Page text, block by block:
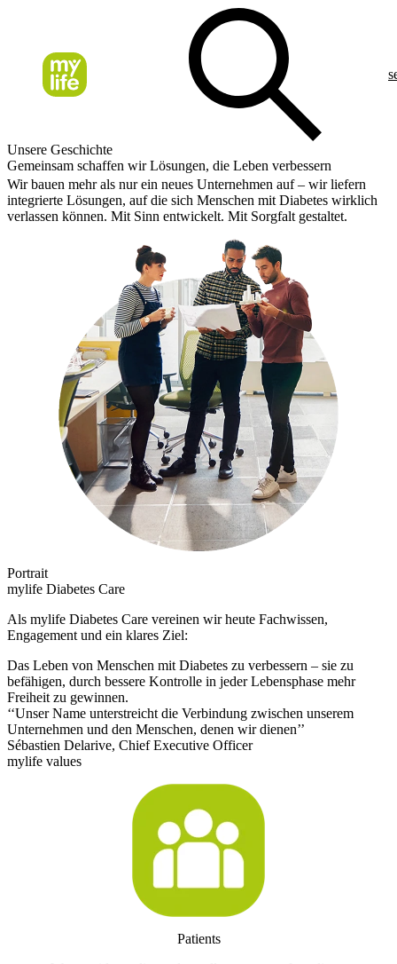
Unsere Geschichte
Gemeinsam schaffen wir Lösungen, die Leben verbessern
Wir bauen mehr als nur ein neues Unternehmen auf – wir liefern
integrierte Lösungen, auf die sich Menschen mit Diabetes wirklich
verlassen können. Mit Sinn entwickelt. Mit Sorgfalt gestaltet.
Portrait
mylife Diabetes Care
Als mylife Diabetes Care vereinen wir heute Fachwissen,
Engagement und ein klares Ziel:
Das Leben von Menschen mit Diabetes zu verbessern – sie zu
befähigen, durch bessere Kontrolle in jeder Lebensphase mehr
Freiheit zu gewinnen.
‘‘Unser Name unterstreicht die Verbindung zwischen unserem
Unternehmen und den Menschen, denen wir dienen’’
Sébastien Delarive, Chief Executive Officer
mylife values
Patients